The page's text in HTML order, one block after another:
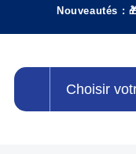
Nouveautés :
Choisir